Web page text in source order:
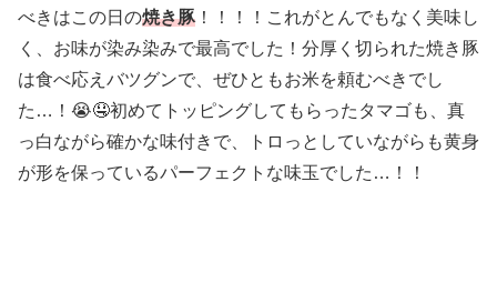
べきはこの日の焼き豚！！！！これがとんでもなく美味し
く、お味が染み染みで最高でした！分厚く切られた焼き豚
は食べ応えバツグンで、ぜひともお米を頼むべきでし
た…！😭🤤初めてトッピングしてもらったタマゴも、真
っ白ながら確かな味付きで、トロっとしていながらも黄身
が形を保っているパーフェクトな味玉でした…！！